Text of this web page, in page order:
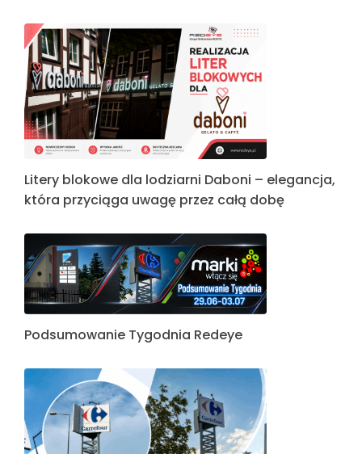
Litery blokowe dla lodziarni Daboni – elegancja,
która przyciąga uwagę przez całą dobę
Podsumowanie Tygodnia Redeye